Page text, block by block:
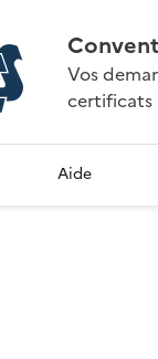
Vos
certificats
Aide